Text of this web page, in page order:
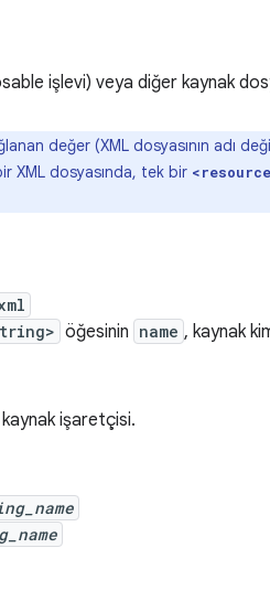
işlevi) veya diğer kaynak
değer (XML dosyasının adı
XML dosyasında, tek bir
öğesinin name , kaynak
işaretçisi.